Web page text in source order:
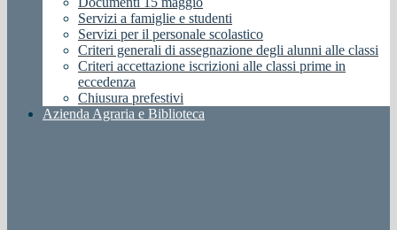
Servizi a famiglie e studenti
Servizi per il personale scolastico
Criteri generali di assegnazione degli alunni alle classi
Criteri accettazione iscrizioni alle classi prime in
eccedenza
Chiusura prefestivi
Azienda Agraria e Biblioteca